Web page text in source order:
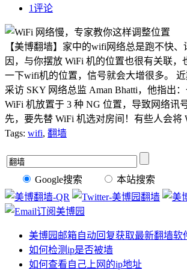
1评论
【美博翻墙】家中的wifi网络总是跑不快
因，与你摆放 WiFi 机的位置也很有关联，
一下wifi机的位置，信号就会大增很多。 近
采访 SKY 网络总监 Aman Bhatti，他指出
WiFi 机放置于 3 种 NG 位置，导致网络讯
先，要先替 WiFi 机选对房间！有些人会将
Tags: wifi, 翻墙
Google搜索 本站搜索
美博园邮箱自动回复获取最新翻墙软
如何检测ip是否被墙
如何查看自己上网的ip地址